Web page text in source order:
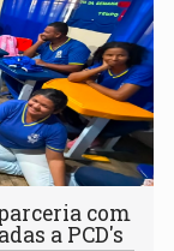
com
a PCD's